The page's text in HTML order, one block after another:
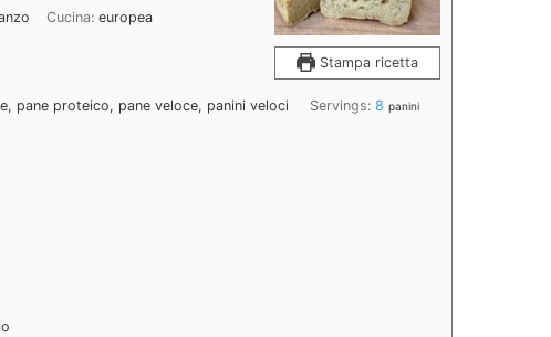
Stampa ricetta
Cucina:europea
pane proteico, pane veloce, panini veloci Servings:8 panini